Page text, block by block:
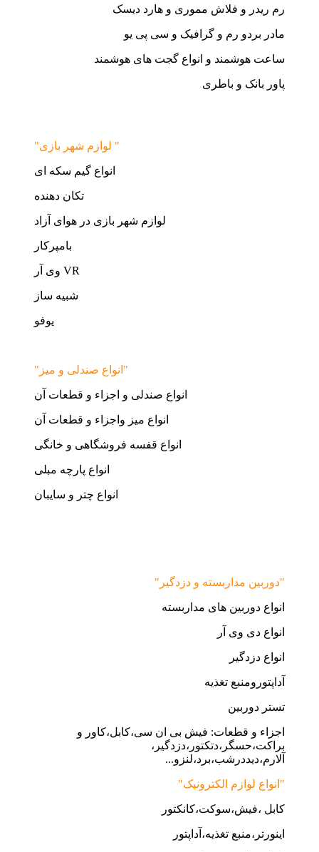
رم ریدر و فلاش مموری و هارد دیسک
مادر بردو رم و گرافیک و سی پی یو
ساعت هوشمند و انواع گجت های هوشمند
پاور بانک و باطری
"لوازم شهر بازی "
انواع گیم سکه ای
تکان دهنده
لوازم شهر بازی در هوای آزاد
بامپرکار
وی آر VR
شبیه ساز
یوفو
"انواع صندلی و میز"
انواع صندلی و اجزاء و قطعات آن
انواع میز واجزاء و قطعات آن
انواع قفسه فروشگاهی و خانگی
انواع پارچه مبلی
انواع چتر و سایبان
"دوربین مداربسته و دزدگیر"
انواع دوربین های مداربسته
انواع دی وی آر
انواع دزدگیر
آداپتورومنبع تغذیه
تستر دوربین
اجزاء و قطعات: فیش بی ان سی،کابل،کاور و
براکت،حسگر،دتکتور،دزدگیر،
آلارم،دیددرشب،برد،لنزو...
"انواع لوازم الکترونیک"
کابل ،فیش،سوکت،کانکتور
اینورتر،منبع تغذیه،آداپتور